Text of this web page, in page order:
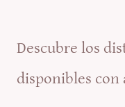
Descubre los
disponibles